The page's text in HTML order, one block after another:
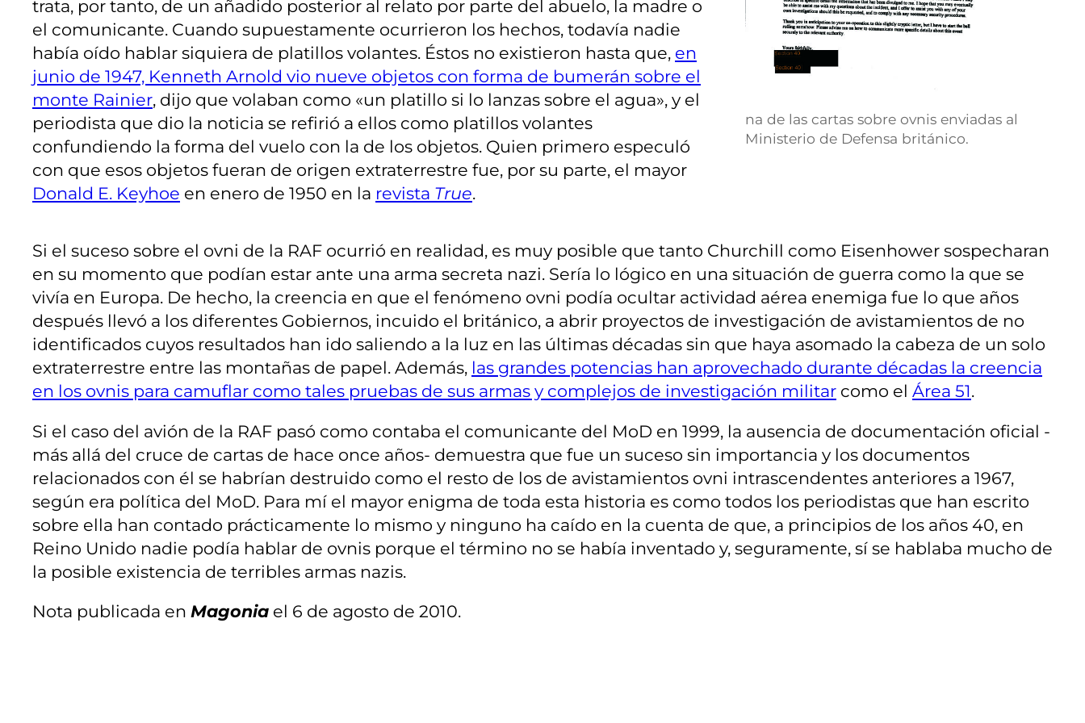
trata, por tanto, de un añadido posterior al relato por parte del abuelo, la madre o
el comunicante. Cuando supuestamente ocurrieron los hechos, todavía nadie
había oído hablar siquiera de platillos volantes. Éstos no existieron hasta que, en
junio de 1947, Kenneth Arnold vio nueve objetos con forma de bumerán sobre el
monte Rainier, dijo que volaban como «un platillo si lo lanzas sobre el agua», y el
periodista que dio la noticia se refirió a ellos como platillos volantes
confundiendo la forma del vuelo con la de los objetos. Quien primero especuló
con que esos objetos fueran de origen extraterrestre fue, por su parte, el mayor
Donald E. Keyhoe en enero de 1950 en la revista True.
na de las cartas sobre ovnis enviadas al
Ministerio de Defensa británico.
Si el suceso sobre el ovni de la RAF ocurrió en realidad, es muy posible que tanto Churchill como Eisenhower sospecharan
en su momento que podían estar ante una arma secreta nazi. Sería lo lógico en una situación de guerra como la que se
vivía en Europa. De hecho, la creencia en que el fenómeno ovni podía ocultar actividad aérea enemiga fue lo que años
después llevó a los diferentes Gobiernos, incuido el británico, a abrir proyectos de investigación de avistamientos de no
identificados cuyos resultados han ido saliendo a la luz en las últimas décadas sin que haya asomado la cabeza de un solo
extraterrestre entre las montañas de papel. Además, las grandes potencias han aprovechado durante décadas la creencia
en los ovnis para camuflar como tales pruebas de sus armas y complejos de investigación militar como el Área 51.
Si el caso del avión de la RAF pasó como contaba el comunicante del MoD en 1999, la ausencia de documentación oficial -
más allá del cruce de cartas de hace once años- demuestra que fue un suceso sin importancia y los documentos
relacionados con él se habrían destruido como el resto de los de avistamientos ovni intrascendentes anteriores a 1967,
según era política del MoD. Para mí el mayor enigma de toda esta historia es como todos los periodistas que han escrito
sobre ella han contado prácticamente lo mismo y ninguno ha caído en la cuenta de que, a principios de los años 40, en
Reino Unido nadie podía hablar de ovnis porque el término no se había inventado y, seguramente, sí se hablaba mucho de
la posible existencia de terribles armas nazis.
Nota publicada en Magonia el 6 de agosto de 2010.